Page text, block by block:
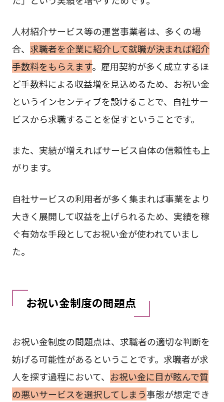
人材紹介サービス等の運営事業者は、多くの場
合、 求職者を企業に紹介して就職が決まれば紹介
手数料をもらえます。雇用契約が多く成立するほ
ど手数料による収益増を見込めるため、お祝い金
というインセンティブを設けることで、自社サー
ビスから求職することを促すということです。
また、実績が増えればサービス自体の信頼性も上
がります。
自社サービスの利用者が多く集まれば事業をより
大きく展開して収益を上げられるため、実績を稼
ぐ有効な手段としてお祝い金が使われていまし
た。
お祝い金制度の問題点
お祝い金制度の問題点は、求職者の適切な判断を
妨げる可能性があるということです。求職者が求
人を探す過程において、 お祝い金に目が眩んで質
の悪いサービスを選択してしまう事態が想定でき